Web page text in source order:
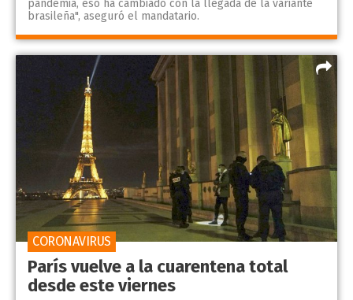
pandemia, eso ha cambiado con la llegada de la variante
brasileña", aseguró el mandatario.
París vuelve a la cuarentena total
desde este viernes
CORONAVIRUS